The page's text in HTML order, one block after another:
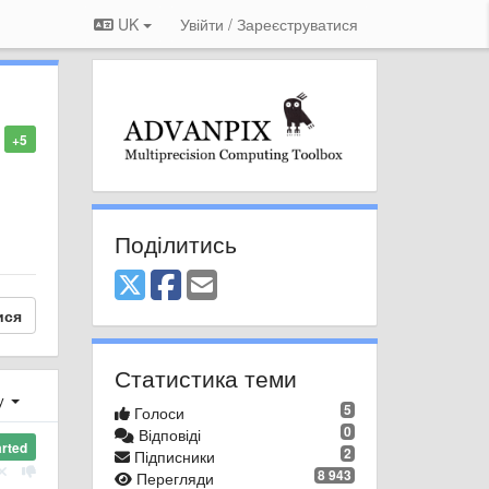
UK Увійти / Зареєструватися
+5
Поділитись
Статистика теми
5
Голоси
0
Відповіді
2
Підписники
8 943
Перегляди